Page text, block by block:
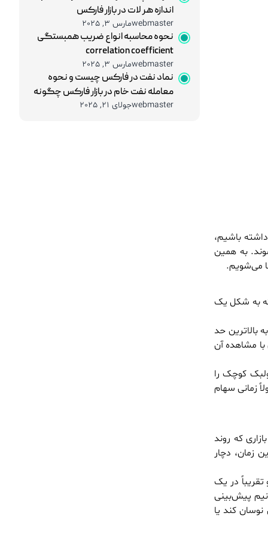
باشیم،
به همین
می‌شویم.
که به شکل یک
بالاترین حد
مشاهده آن
کوچک را
زمانی سهام
که روند
زمان، دچار
در یک
پیش‌بینی
کند یا
7 اسفند 1404 مریم آریافر
30 بهمن 1404 مریم آریافر
27 بهمن 1404 مریم آریافر
اندازه هر لات در بازار فارکس
webmasterمارس 3, 2025
نحوه محاسبه انواع ضریب همبستگی
correlation coefficient
webmasterمارس 3, 2025
نماد نفت در فارکس چیست و نحوه
معامله نفت خام در بازار فارکس چگونه
است؟
webmasterجولای 21, 2025